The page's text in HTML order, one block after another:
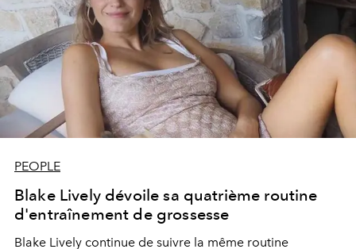
PEOPLE
Blake Lively dévoile sa quatrième routine
d'entraînement de grossesse
Blake Lively continue de suivre la même routine